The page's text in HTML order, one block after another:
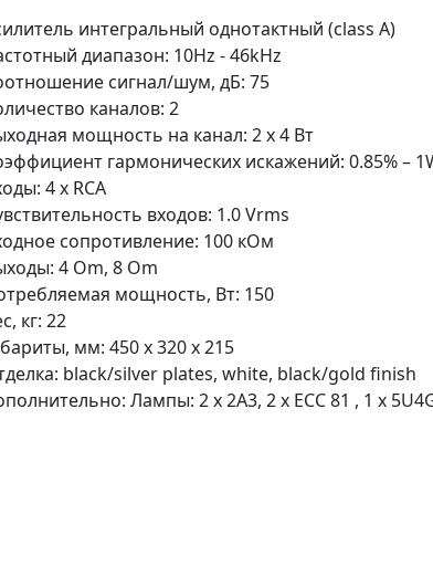
интегральный однотактный (class A)
диапазон: 10Hz - 46kHz
сигнал/шум, дБ: 75
каналов: 2
мощность на канал: 2 х 4 Вт
гармонических искажений: 0.85% –
4 x RCA
входов: 1.0 Vrms
сопротивление: 100 кОм
4 Om, 8 Om
мощность, Вт: 150
кг: 22
мм: 450 x 320 x 215
black/silver plates, white, black/gold finish
Лампы: 2 x 2A3, 2 x ECC 81 , 1 x